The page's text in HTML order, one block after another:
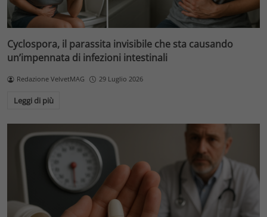
Cyclospora, il parassita invisibile che sta causando
un’impennata di infezioni intestinali
Redazione VelvetMAG 29 Luglio 2026
Leggi di più